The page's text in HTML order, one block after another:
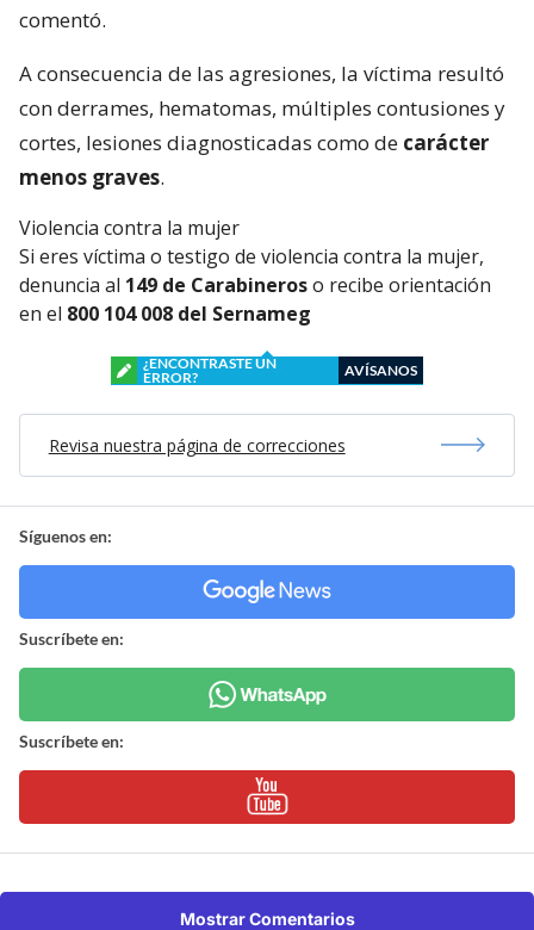
comentó.
A consecuencia de las agresiones, la víctima resultó
con derrames, hematomas, múltiples contusiones y
cortes, lesiones diagnosticadas como de carácter
menos graves.
Violencia contra la mujer
Si eres víctima o testigo de violencia contra la mujer,
denuncia al 149 de Carabineroso recibe orientación
en el 800 104 008 del Sernameg
¿ENCONTRASTE UN
ERROR?
AVÍSANOS
Revisa nuestra página de correcciones
Síguenos en:
Suscríbete en:
Suscríbete en:
Mostrar Comentarios